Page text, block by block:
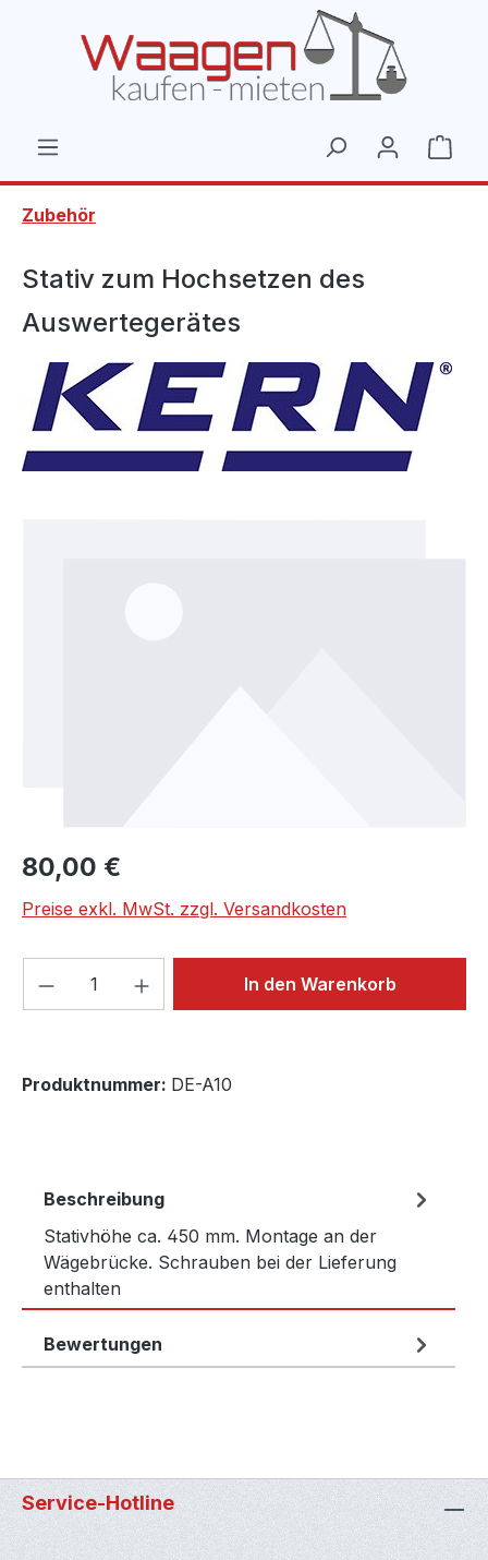
Zubehör
Stativ zum Hochsetzen des
Auswertegerätes
Regulärer Preis:
80,00 €
Preise exkl. MwSt. zzgl. Versandkosten
Produkt Anzahl: Gib denIn den Warenkorb
Produktnummer: DE-A10
Beschreibung
Stativhöhe ca. 450 mm. Montage an der
Wägebrücke. Schrauben bei der Lieferung
enthalten
Bewertungen
Service-Hotline